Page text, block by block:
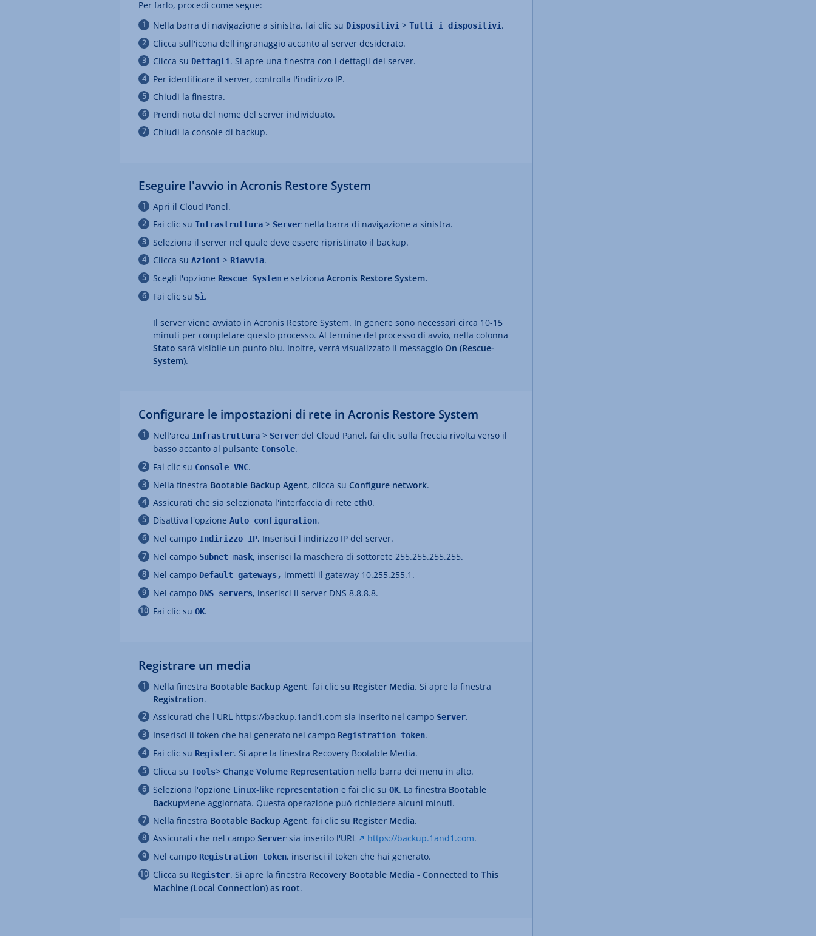
Per farlo, procedi come segue:
Nella barra di navigazione a sinistra, fai clic su Dispositivi > Tutti i dispositivi.
Clicca sull'icona dell'ingranaggio accanto al server desiderato.
Clicca su Dettagli. Si apre una finestra con i dettagli del server.
Per identificare il server, controlla l'indirizzo IP.
Chiudi la finestra.
Prendi nota del nome del server individuato.
Chiudi la console di backup.
Eseguire l'avvio in Acronis Restore System
Apri il Cloud Panel.
Fai clic su Infrastruttura > Server nella barra di navigazione a sinistra.
Seleziona il server nel quale deve essere ripristinato il backup.
Clicca su Azioni > Riavvia.
Scegli l'opzione Rescue System e selziona Acronis Restore System.
Fai clic su Sì.
Il server viene avviato in Acronis Restore System. In genere sono necessari circa 10-15
minuti per completare questo processo. Al termine del processo di avvio, nella colonna
Stato sarà visibile un punto blu. Inoltre, verrà visualizzato il messaggio On (Rescue-
System).
Configurare le impostazioni di rete in Acronis Restore System
Nell'area Infrastruttura > Server del Cloud Panel, fai clic sulla freccia rivolta verso il
basso accanto al pulsante Console.
Fai clic su Console VNC.
Nella finestra Bootable Backup Agent, clicca su Configure network.
Assicurati che sia selezionata l'interfaccia di rete eth0.
Disattiva l'opzione Auto configuration.
Nel campo Indirizzo IP, Inserisci l'indirizzo IP del server.
Nel campo Subnet mask, inserisci la maschera di sottorete 255.255.255.255.
Nel campo Default gateways, immetti il gateway 10.255.255.1.
Nel campo DNS servers, inserisci il server DNS 8.8.8.8.
Fai clic su OK.
Registrare un media
Nella finestra Bootable Backup Agent, fai clic su Register Media. Si apre la finestra
Registration.
Assicurati che l'URL https://backup.1and1.com sia inserito nel campo Server.
Inserisci il token che hai generato nel campo Registration token.
Fai clic su Register. Si apre la finestra Recovery Bootable Media.
Clicca su Tools> Change Volume Representation nella barra dei menu in alto.
Seleziona l'opzione Linux-like representation e fai clic su OK. La finestra Bootable
Backupviene aggiornata. Questa operazione può richiedere alcuni minuti.
Nella finestra Bootable Backup Agent, fai clic su Register Media.
Assicurati che nel campo Server sia inserito l'URL https://backup.1and1.com.
Nel campo Registration token, inserisci il token che hai generato.
Clicca su Register. Si apre la finestra Recovery Bootable Media - Connected to This
Machine (Local Connection) as root.